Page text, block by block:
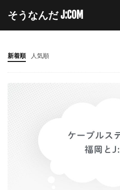
そうなんだ J:COM
新着順 人気順